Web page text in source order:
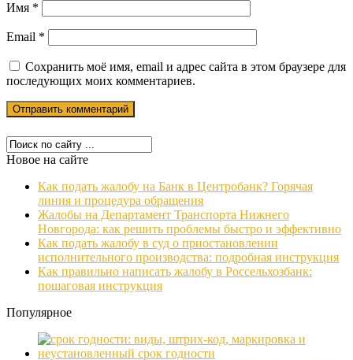
Имя *
Email *
Сохранить моё имя, email и адрес сайта в этом браузере для
последующих моих комментариев.
Новое на сайте
Как подать жалобу на Банк в Центробанк? Горячая
линия и процедура обращения
Жалобы на Департамент Транспорта Нижнего
Новгорода: как решить проблемы быстро и эффективно
Как подать жалобу в суд о приостановлении
исполнительного производства: подробная инструкция
Как правильно написать жалобу в Россельхозбанк:
пошаговая инструкция
Популярное